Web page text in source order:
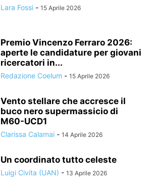
Lara Fossi - 15 Aprile 2026
Premio Vincenzo Ferraro 2026:
aperte le candidature per giovani
ricercatori in...
Redazione Coelum - 15 Aprile 2026
Vento stellare che accresce il
buco nero supermassicio di
M60-UCD1
Clarissa Calamai - 14 Aprile 2026
Un coordinato tutto celeste
Luigi Civita (UAN) - 13 Aprile 2026